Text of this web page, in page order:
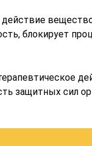
действие
блокирует
защитных сил